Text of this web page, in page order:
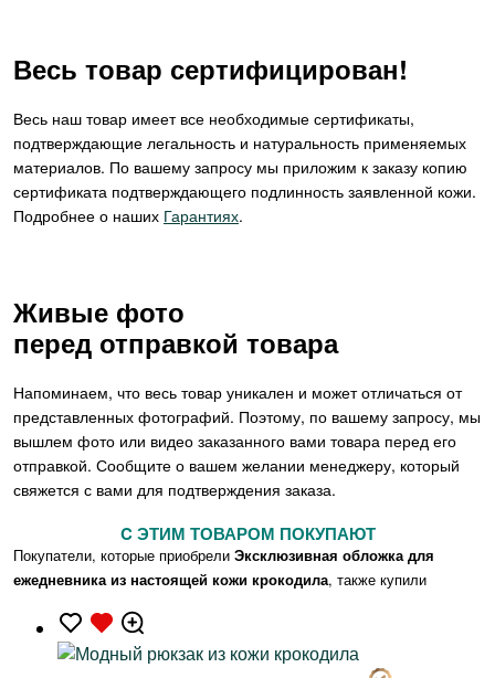
Весь товар сертифицирован!
Весь наш товар имеет все необходимые сертификаты,
подтверждающие легальность и натуральность применяемых
материалов. По вашему запросу мы приложим к заказу копию
сертификата подтверждающего подлинность заявленной кожи.
Подробнее о наших Гарантиях.
Живые фото
перед отправкой товара
Напоминаем, что весь товар уникален и может отличаться от
представленных фотографий. Поэтому, по вашему запросу, мы
вышлем фото или видео заказанного вами товара перед его
отправкой. Сообщите о вашем желании менеджеру, который
свяжется с вами для подтверждения заказа.
C ЭТИМ ТОВАРОМ ПОКУПАЮТ
Покупатели, которые приобрели Эксклюзивная обложка для
ежедневника из настоящей кожи крокодила, также купили